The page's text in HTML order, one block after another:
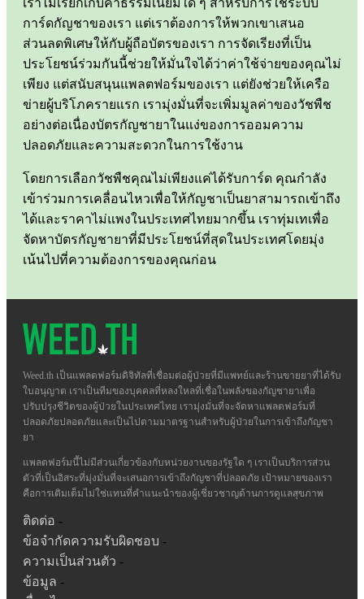
การ์ดกัญชาของเรา แต่เราต้องการให้พวกเขาเสนอ
ส่วนลดพิเศษให้กับผู้ถือบัตรของเรา การจัดเรียงที่เป็น
ประโยชน์ร่วมกันนี้ช่วยให้มั่นใจได้ว่าค่าใช้จ่ายของคุณไม่
เพียง แต่สนับสนุนแพลตฟอร์มของเรา แต่ยังช่วยให้เครือ
ข่ายผู้บริโภครายแรก เรามุ่งมั่นที่จะเพิ่มมูลค่าของวัชพืช
อย่างต่อเนื่องบัตรกัญชายาในแง่ของการออมความ
ปลอดภัยและความสะดวกในการใช้งาน
โดยการเลือกวัชพืชคุณไม่เพียงแค่ได้รับการ์ด คุณกำลัง
เข้าร่วมการเคลื่อนไหวเพื่อให้กัญชาเป็นยาสามารถเข้าถึง
ได้และราคาไม่แพงในประเทศไทยมากขึ้น เราทุ่มเทเพื่อ
จัดหาบัตรกัญชายาที่มีประโยชน์ที่สุดในประเทศโดยมุ่ง
เน้นไปที่ความต้องการของคุณก่อน
Weed.th เป็นแพลตฟอร์มดิจิทัลที่เชื่อมต่อผู้ป่วยที่มีแพทย์และร้านขายยาที่ได้รับ
ใบอนุญาต เราเป็นทีมของบุคคลที่หลงใหลที่เชื่อในพลังของกัญชายาเพื่อ
ปรับปรุงชีวิตของผู้ป่วยในประเทศไทย เรามุ่งมั่นที่จะจัดหาแพลตฟอร์มที่
ปลอดภัยปลอดภัยและเป็นไปตามมาตรฐานสำหรับผู้ป่วยในการเข้าถึงกัญชา
ยา
แพลตฟอร์มนี้ไม่มีส่วนเกี่ยวข้องกับหน่วยงานของรัฐใด ๆ เราเป็นบริการส่วน
ตัวที่เป็นอิสระที่มุ่งมั่นที่จะเสนอการเข้าถึงกัญชาที่ปลอดภัย เป้าหมายของเรา
คือการเติมเต็มไม่ใช่แทนที่คำแนะนำของผู้เชี่ยวชาญด้านการดูแลสุขภาพ
ติดต่อ -
ข้อจำกัดความรับผิดชอบ -
ความเป็นส่วนตัว -
ข้อมูล -